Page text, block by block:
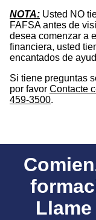
NOTA: Usted NO
FAFSA antes de
desea comenzar a
financiera, usted
encantados de
Si tiene preguntas
por favor Contacte
459-3500.
Llame